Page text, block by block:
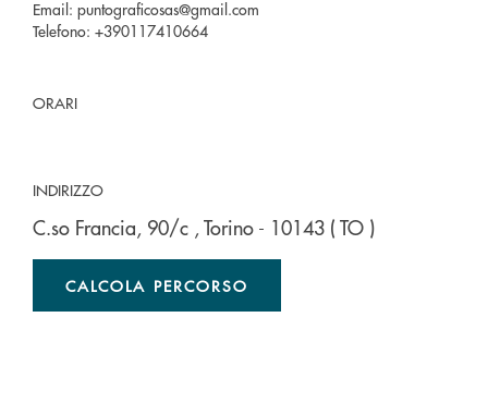
Email: puntograficosas@gmail.com
Telefono: +390117410664
ORARI
INDIRIZZO
C.so Francia, 90/c , Torino - 10143 ( TO )
CALCOLA PERCORSO